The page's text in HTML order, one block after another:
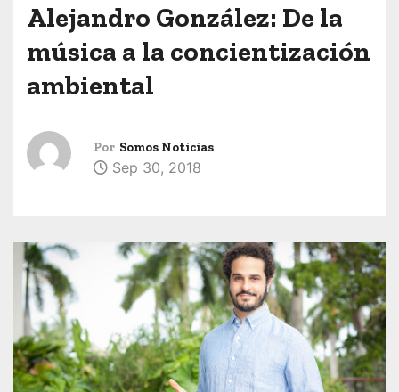
Alejandro González: De la
música a la concientización
ambiental
Por Somos Noticias
Sep 30, 2018